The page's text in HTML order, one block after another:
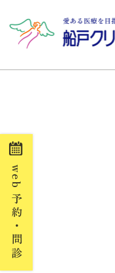
web
予約・問診